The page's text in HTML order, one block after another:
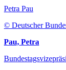
Petra Pau
© Deutscher
Pau, Petra